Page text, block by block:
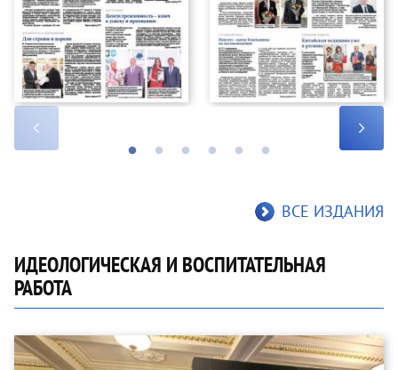
ВСЕ ИЗДАНИЯ
ИДЕОЛОГИЧЕСКАЯ И ВОСПИТАТЕЛЬНАЯ
РАБОТА